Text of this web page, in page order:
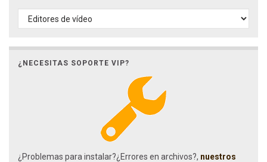
CATEGORÍAS
¿NECESITAS SOPORTE VIP?
¿Problemas para instalar?¿Errores en archivos?, nuestros